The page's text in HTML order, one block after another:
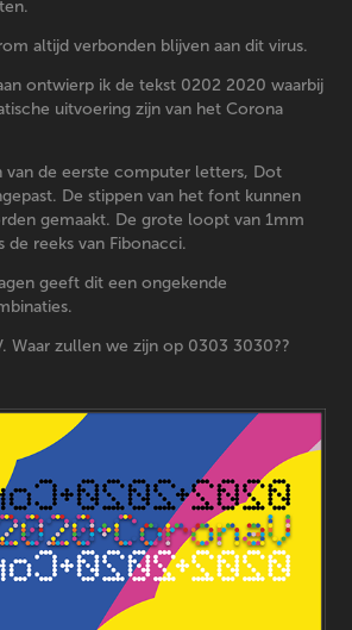
altijd verbonden blijven aan dit virus.
ontwierp ik de tekst 0202 2020 waarbij
uitvoering zijn van het Corona
van de eerste computer letters, Dot
De stippen van het font kunnen
gemaakt. De grote loopt van 1mm
reeks van Fibonacci.
geeft dit een ongekende
Waar zullen we zijn op 0303 3030??